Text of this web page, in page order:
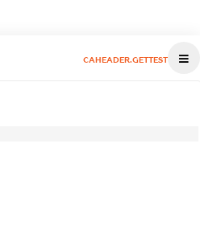
CAHEADER.GETTEST